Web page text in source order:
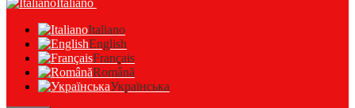
Italiano
Italiano
English
Français
Română
Українська